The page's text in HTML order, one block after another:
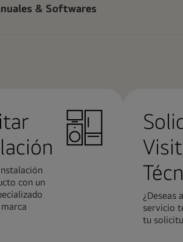
& Softwares
con un
¿Deseas
servicio
tu